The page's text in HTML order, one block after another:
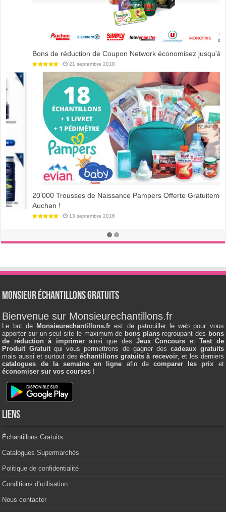
Bons de réduction de Coupon Network économisez jusqu'à 80€ !
21 septembre 2018
20'000 Trousses de Naissance Pampers Offerte Gratuitement par
Auchan !
13 septembre 2016
Monsieur échantillons Gratuits
Bienvenue sur Monsieurechantillons.fr
Le but de Monsieurechantillons.fr est de patrouiller le web pour vous
apporter sur un seul site le maximum de bons plansregroupant des bons
de réduction à imprimerainsi que desJeux Concours etTest de
Produit Gratuitqui vous permettrons de gagner descadeaux gratuits
mais aussi et surtout deséchantillons gratuits à recevoir, et les derniers
catalogues de la semaine en ligne afin de comparer les prix et
économiser sur vos courses !
Liens
Échantillons Gratuits
Catalogues Supermarchés
Politique de confidentialité
Conditions d’utilisation
Nous contacter